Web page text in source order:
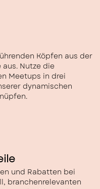
Köpfen aus der
Nutze die
Meetups in drei
dynamischen
und Rabatten bei
branchenrelevanten